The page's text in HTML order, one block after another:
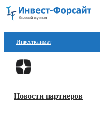
Инвестклимат
Финансы
Блокчейн
Новости партнеров